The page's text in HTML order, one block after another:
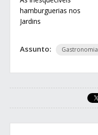
hamburguerias nos
Jardins
Assunto: Gastronomia